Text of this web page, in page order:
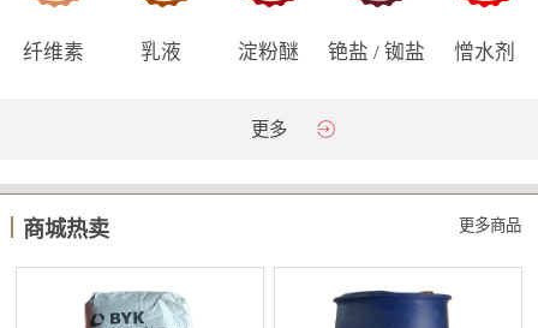
纤维素 乳液 淀粉醚 铯盐 / 铷盐 憎水剂
更多
商城热卖 更多商品